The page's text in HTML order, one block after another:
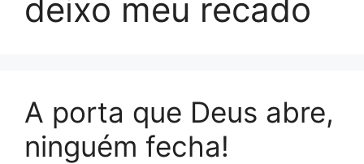
deixo meu recado
A porta que Deus abre,
ninguém fecha!